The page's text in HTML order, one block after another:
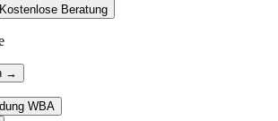
Kostenlose Beratung
→
WBA